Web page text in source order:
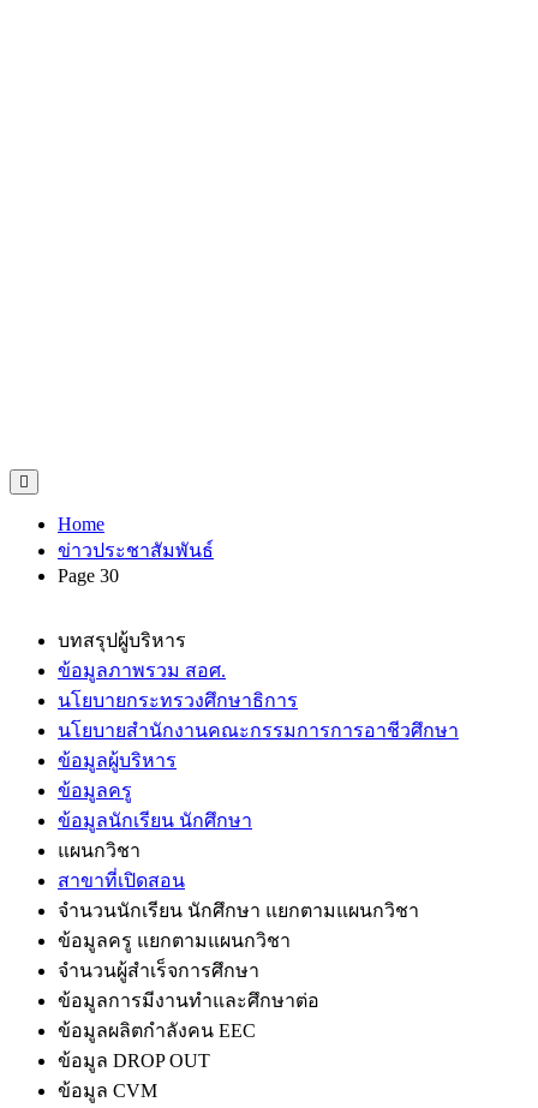
Home
ข่าวประชาสัมพันธ์
Page 30
บทสรุปผู้บริหาร
ข้อมูลภาพรวม สอศ.
นโยบายกระทรวงศึกษาธิการ
นโยบายสำนักงานคณะกรรมการการอาชีวศึกษา
ข้อมูลผู้บริหาร
ข้อมูลครู
ข้อมูลนักเรียน นักศึกษา
แผนกวิชา
สาขาที่เปิดสอน
จำนวนนักเรียน นักศึกษา แยกตามแผนกวิชา
ข้อมูลครู แยกตามแผนกวิชา
จำนวนผู้สำเร็จการศึกษา
ข้อมูลการมีงานทำและศึกษาต่อ
ข้อมูลผลิตกำลังคน EEC
ข้อมูล DROP OUT
ข้อมูล CVM